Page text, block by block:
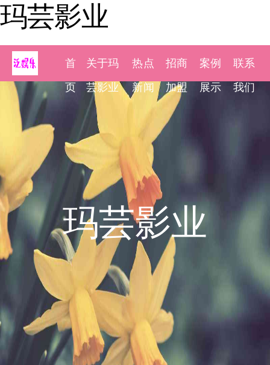
玛芸影业
首
页
关于玛
芸影业
热点
新闻
招商
加盟
案例
展示
联系
我们
玛芸影业